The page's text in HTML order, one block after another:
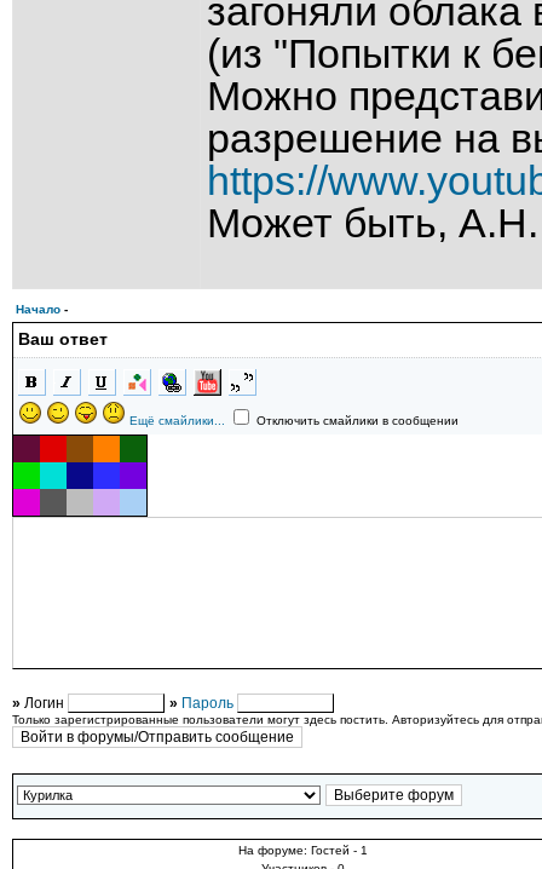
загоняли облака
(из "Попытки к
Можно
разрешение на
https://
Может быть,
Начало -
Ваш ответ
Ещё смайлики... Отключить смайлики в сообщении
» Логин » Пароль
Только зарегистрированные пользователи могут здесь постить. Авторизуйтесь для
На форуме: Гостей - 1